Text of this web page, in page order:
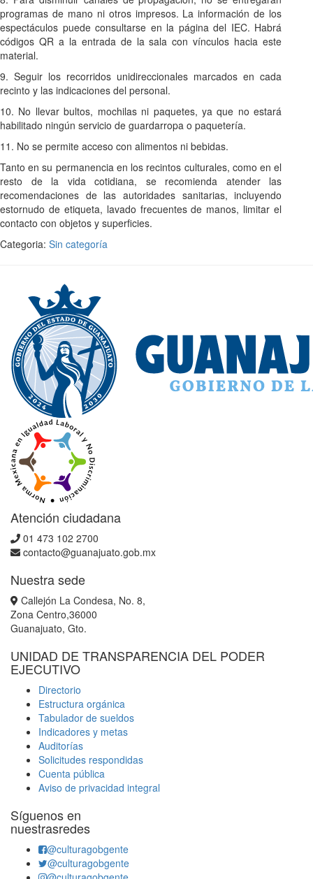
programas de mano ni otros impresos. La información de los
espectáculos puede consultarse en la página del IEC. Habrá
códigos QR a la entrada de la sala con vínculos hacia este
material.
9. Seguir los recorridos unidireccionales marcados en cada
recinto y las indicaciones del personal.
10. No llevar bultos, mochilas ni paquetes, ya que no estará
habilitado ningún servicio de guardarropa o paquetería.
11. No se permite acceso con alimentos ni bebidas.
Tanto en su permanencia en los recintos culturales, como en el
resto de la vida cotidiana, se recomienda atender las
recomendaciones de las autoridades sanitarias, incluyendo
estornudo de etiqueta, lavado frecuentes de manos, limitar el
contacto con objetos y superficies.
Categoria: Sin categoría
Atención ciudadana
01 473 102 2700
contacto@guanajuato.gob.mx
Nuestra sede
Callejón La Condesa, No. 8,
Zona Centro,36000
Guanajuato, Gto.
UNIDAD DE TRANSPARENCIA DEL PODER
EJECUTIVO
Directorio
Estructura orgánica
Tabulador de sueldos
Indicadores y metas
Auditorías
Solicitudes respondidas
Cuenta pública
Aviso de privacidad integral
Síguenos en
nuestrasredes
@culturagobgente
@culturagobgente